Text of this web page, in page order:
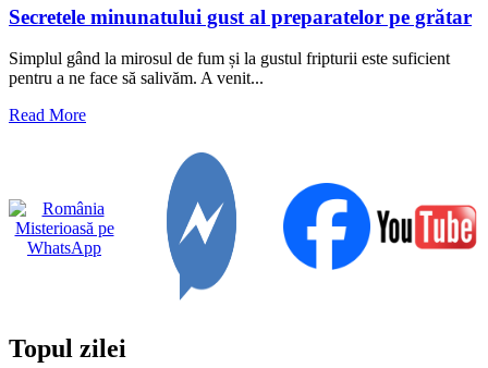
Secretele minunatului gust al preparatelor pe grătar
Simplul gând la mirosul de fum și la gustul fripturii este suficient
pentru a ne face să salivăm. A venit...
Read MoreRead
gust
al
preparatelor
Topul zilei